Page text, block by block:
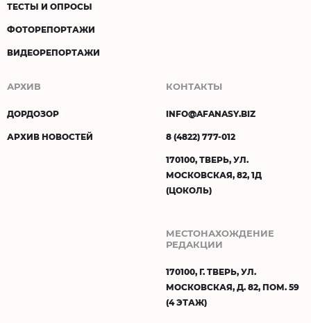
ТЕСТЫ И ОПРОСЫ
ФОТОРЕПОРТАЖИ
ВИДЕОРЕПОРТАЖИ
АРХИВ
ДОРДОЗОР
АРХИВ НОВОСТЕЙ
КОНТАКТЫ
INFO@AFANASY.BIZ
8 (4822) 777-012
170100, ТВЕРЬ, УЛ.
МОСКОВСКАЯ, 82, 1Д
(ЦОКОЛЬ)
МЕСТОНАХОЖДЕНИЕ
РЕДАКЦИИ
170100, Г. ТВЕРЬ, УЛ.
МОСКОВСКАЯ, Д. 82, ПОМ. 59
(4 ЭТАЖ)